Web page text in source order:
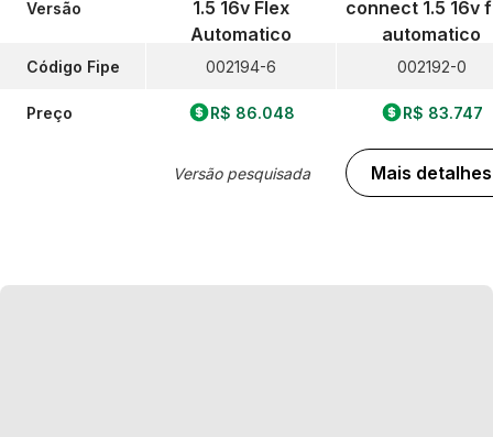
Versão
Código Fipe
Preço
1.5 16v Flex
Automatico
002194-6
R$ 86.048
Versão pesquisada
connect 1.5 16v
automatico
002192-0
R$ 83.747
Mais detalhes